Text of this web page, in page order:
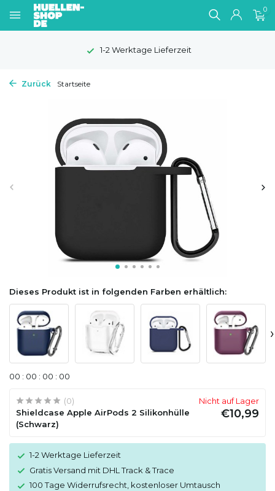
0
1-2 Werktage Lieferzeit
Zurück Startseite
Dieses Produkt ist in folgenden Farben erhältlich:
›
00 : 00 : 00 : 00
(0)
Shieldcase Apple AirPods 2 Silikonhülle
(Schwarz)
Nicht auf Lager
€10,99
1-2 Werktage Lieferzeit
Gratis Versand mit DHL Track & Trace
100 Tage Widerrufsrecht, kostenloser Umtausch